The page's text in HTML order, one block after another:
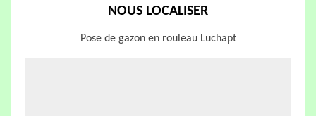
NOUS LOCALISER
Pose de gazon en rouleau Luchapt